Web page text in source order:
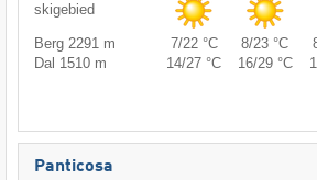
skigebied
Berg 2291 m 7/22 °C 8/23 °C
Dal 1510 m
14/27 °C 16/29 °C
Panticosa